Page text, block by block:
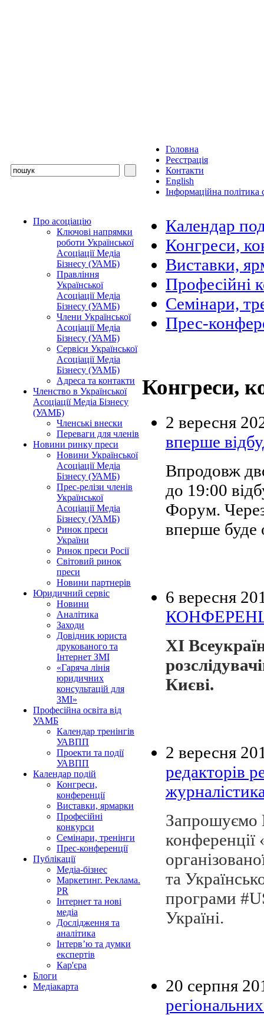
Головна
Реєстрація
Контакти
English
Інформаційна політика
Про асоціацію
Ключові напрямки
роботи Української
Асоціації Медіа
Бізнесу (УАМБ)
Правління
Української
Асоціації Медіа
Бізнесу (УАМБ)
Члени Української
Асоціації Медіа
Бізнесу (УАМБ)
Сервіси Української
Асоціації Медіа
Бізнесу (УАМБ)
Адреса та контакти
Членство в Української
Асоціації Медіа Бізнесу
(УАМБ)
Членські внески
Переваги для членів
Новини ринку преси
Новини Української
Асоціації Медіа
Бізнесу (УАМБ)
Прес-релізи членів
Української
Асоціації Медіа
Бізнесу (УАМБ)
Ринок преси
України
Ринок преси Росії
Світовий ринок
преси
Новини партнерів
Юридичний сервіс
Новини
Аналітика
Заходи
Довідник юриста
друкованого та
Інтернет ЗМІ
«Гаряча лінія
юридичних
консультацій для
ЗМІ»
Професійна освіта від
УАМБ
Календар тренінгів
УАВПП
Проекти та події
УАВПП
Календар подій
Конгреси,
конференції
Виставки, ярмарки
Професійні
конкурси
Семінари, тренінги
Прес-конференції
Публікації
Медіа-бізнес
Маркетинг. Реклама.
PR
Інтернет та нові
медіа
Дослідження та
аналітика
Інтерв’ю та думки
експертів
Кар'єра
Блоги
Медіакарта
Календар
Конгреси,
Виставки,
Професійні
Семінари,
Прес-
Конгреси,
2 вересня
вперше
Впродовж
до 19:00
Форум. Через
вперше буде
6 вересня
XI
Києві.
2 вересня
редакторів
Запрошуємо
конференції
та
програми
Україні.
20 серпня